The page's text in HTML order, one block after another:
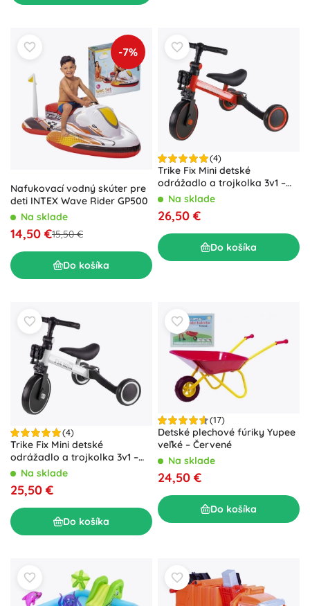
-7%
Nafukovací vodný skúter pre
deti INTEX Wave Rider GP500
Na sklade
14,50 €15,50 €
Do košíka
(4)
Trike Fix Mini detské
odrážadlo a trojkolka 3v1 –
Červená
Na sklade
26,50 €
Do košíka
(4)
Trike Fix Mini detské
odrážadlo a trojkolka 3v1 –
BielyNa sklade
25,50 €
Do košíka
(17)
Detské plechové fúriky Yupee
veľké – Červené
Na sklade
24,50 €
Do košíka